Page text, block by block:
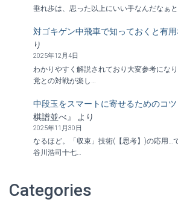
垂れ歩は、思った以上にいい手なんだなぁ
対ゴキゲン中飛車で知っておくと有
り
2025年12月4日
わかりやすく解説されており大変参考にな
党との対戦が楽し…
中段玉をスマートに寄せるためのコツ
棋譜並べ』
より
2025年11月30日
なるほど。「収束」技術(【思考】)の応用…
谷川浩司十七…
Categories